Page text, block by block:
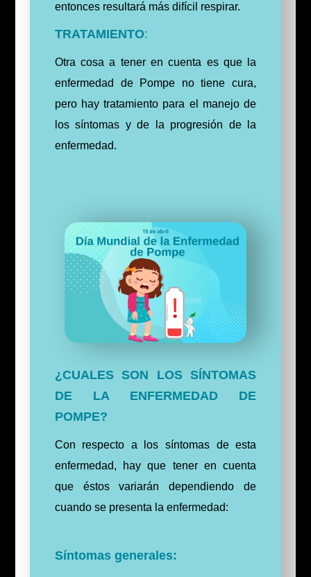
entonces resultará más difícil respirar.
TRATAMIENTO:
Otra cosa a tener en cuenta es que la
enfermedad de Pompe no tiene cura,
pero hay tratamiento para el manejo de
los síntomas y de la progresión de la
enfermedad.
¿CUALES SON LOS SÍNTOMAS
DE LA ENFERMEDAD DE
POMPE?
Con respecto a lossíntomas de esta
enfermedad, hay que tener en cuenta
que éstos variarán dependiendo de
cuando se presenta la enfermedad:
Síntomas generales: